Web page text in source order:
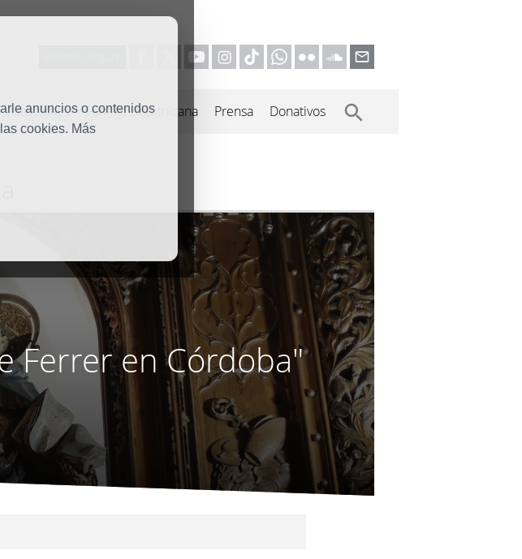
anuncios o contenidos
cookies. Más
Vocaciones Familia Dominicana Prensa Donativos
Ferrer en Córdoba"